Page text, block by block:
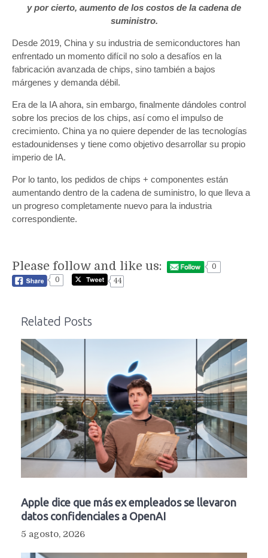
y por cierto, aumento de los costos de la cadena de
suministro.
Desde 2019, China y su industria de semiconductores han
enfrentado un momento difícil no solo a desafíos en la
fabricación avanzada de chips, sino también a bajos
márgenes y demanda débil.
Era de la IA ahora, sin embargo, finalmente dándoles control
sobre los precios de los chips, así como el impulso de
crecimiento. China ya no quiere depender de las tecnologías
estadounidenses y tiene como objetivo desarrollar su propio
imperio de IA.
Por lo tanto, los pedidos de chips + componentes están
aumentando dentro de la cadena de suministro, lo que lleva a
un progreso completamente nuevo para la industria
correspondiente.
Please follow and like us:
0
0
44
Related Posts
Apple dice que más ex empleados se llevaron
datos confidenciales a OpenAI
5 agosto, 2026